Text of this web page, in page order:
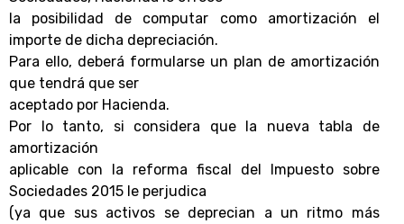
la posibilidad de computar como amortización el
importe de dicha depreciación.
Para ello, deberá formularse un plan de amortización
que tendrá que ser
aceptado por Hacienda.
Por lo tanto, si considera que la nueva tabla de
amortización
aplicable con la reforma fiscal del Impuesto sobre
Sociedades 2015 le perjudica
(ya que sus activos se deprecian a un ritmo más